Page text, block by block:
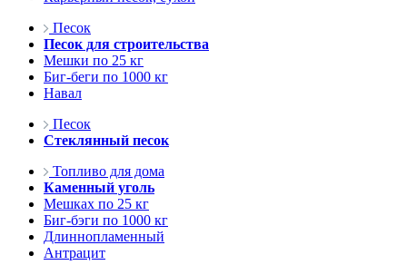
Песок
Песок для строительства
Мешки по 25 кг
Биг-беги по 1000 кг
Навал
Песок
Стеклянный песок
Топливо для дома
Каменный уголь
Мешках по 25 кг
Биг-бэги по 1000 кг
Длиннопламенный
Антрацит